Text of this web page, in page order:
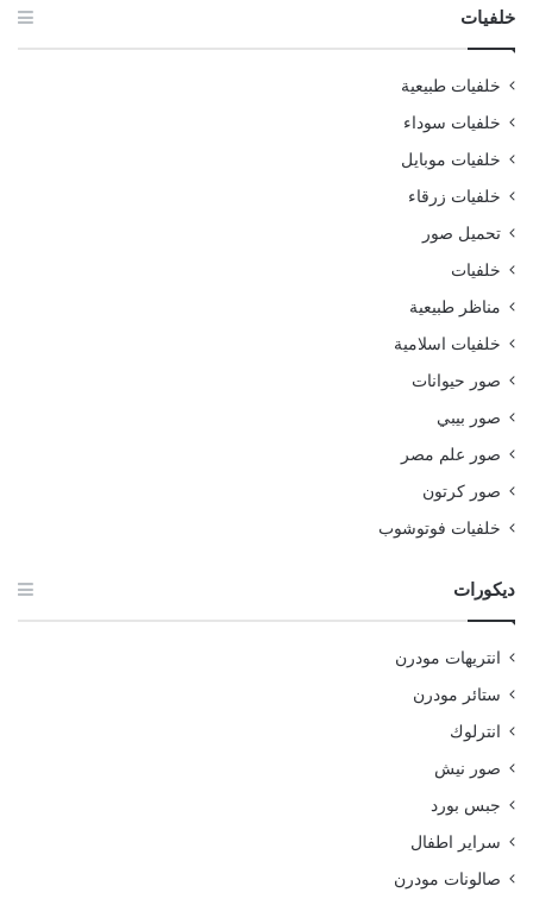
خلفيات
خلفيات طبيعية
خلفيات سوداء
خلفيات موبايل
خلفيات زرقاء
تحميل صور
خلفيات
مناظر طبيعية
خلفيات اسلامية
صور حيوانات
صور بيبي
صور علم مصر
صور كرتون
خلفيات فوتوشوب
ديكورات
انتريهات مودرن
ستائر مودرن
انترلوك
صور نيش
جبس بورد
سراير اطفال
صالونات مودرن